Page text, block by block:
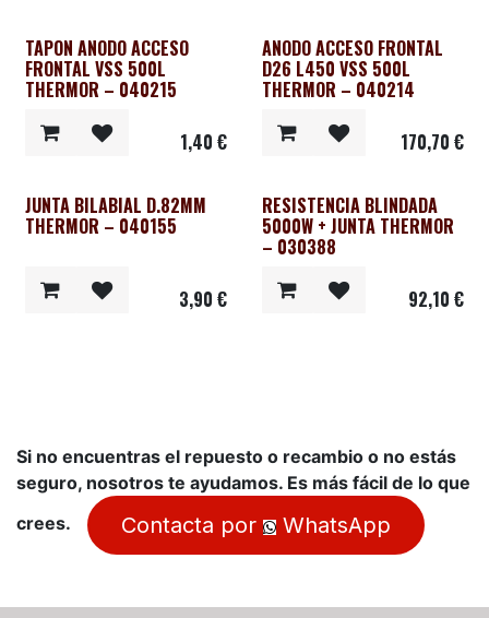
TAPON ANODO ACCESO
FRONTAL VSS 500L
THERMOR – 040215
1,40 €
ANODO ACCESO FRONTAL
D26 L450 VSS 500L
THERMOR – 040214
170,70 €
JUNTA BILABIAL D.82MM
THERMOR – 040155
3,90 €
RESISTENCIA BLINDADA
5000W + JUNTA THERMOR
– 030388
92,10 €
Si no encuentras el repuesto o recambio o no estás
seguro, nosotros te ayudamos. Es más fácil de lo que
crees.
Contacta por WhatsApp